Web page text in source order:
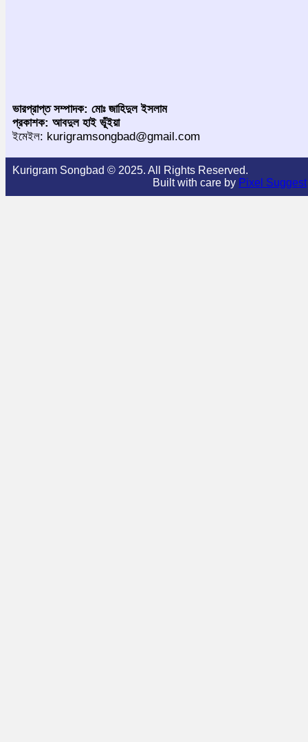
ভারপ্রাপ্ত সম্পাদক: মোঃ জাহিদুল ইসলাম
প্রকাশক: আবদুল হাই ভূঁইয়া
ইমেইল: kurigramsongbad@gmail.com
Kurigram Songbad © 2025. All Rights Reserved.
Built with care by Pixel Suggest